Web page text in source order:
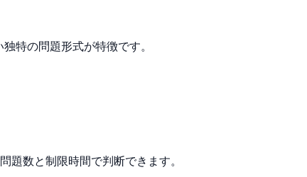
特の問題形式が特徴です。
題数と制限時間で判断できます。